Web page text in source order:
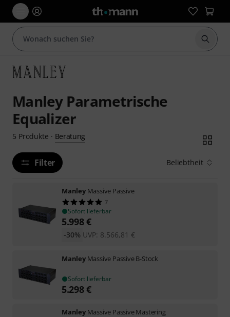
Suche
Manley Parametrische
Equalizer
5 Produkte · Beratung
Filter Beliebtheit
Manley Massive Passive
7
Sofort lieferbar
5.998€
UVP: 8.566,81 €
-30%
Manley Massive Passive B-Stock
Sofort lieferbar
5.298€
Manley Massive Passive Mastering